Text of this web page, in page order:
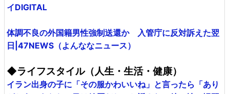
イDIGITAL
体調不良の外国籍男性強制送還か 入管庁に反対訴えた翌
日|47NEWS（よんななニュース）
◆ライフスタイル（人生・生活・健康）
イラン出身の子に「その服かわいいね」と言ったら「あり